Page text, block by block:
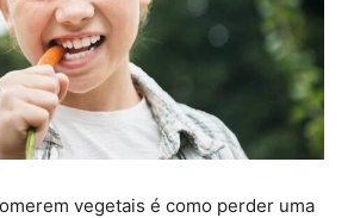
vegetais é como perder uma